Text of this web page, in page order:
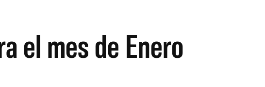
el mes de Enero